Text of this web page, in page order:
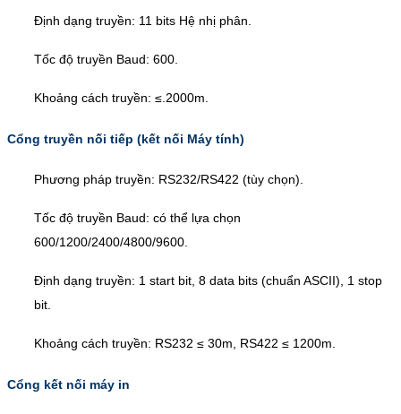
Định dạng truyền: 11 bits Hệ nhị phân.
Tốc độ truyền Baud: 600.
Khoảng cách truyền: ≤.2000m.
Cổng truyền nối tiếp (kết nối Máy tính)
Phương pháp truyền: RS232/RS422 (tùy chọn).
Tốc độ truyền Baud: có thể lựa chọn
600/1200/2400/4800/9600.
Định dạng truyền: 1 start bit, 8 data bits (chuẩn ASCII), 1 stop
bit.
Khoảng cách truyền: RS232 ≤ 30m, RS422 ≤ 1200m.
Cổng kết nối máy in